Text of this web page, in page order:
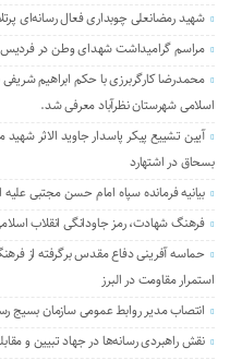
شهید رمضانعلی چوبداری فعال رسانه‌ای
مراسم گرامیداشت شهدای وطن در فردیس
محمدرضا کارگربرزی با حکم ابراهیم
اسلامی شهرستان نظرآباد معرفی شد.
آیین تشییع پیکر پاسدار جاوید الاثر
بسحاق در اشتهارد
بیانیه فرمانده سپاه امام حسن مجتبی علیه
فرهنگ شهادت، رمز جاودانگی انقلاب
حماسه آفرینی دفاع مقدس برگرفته از
استمرار مقاومت در البرز
انتصاب مدیر روابط عمومی سازمان بسیج
نقش راهبردی رسانه‌ها در جهاد تبیین و